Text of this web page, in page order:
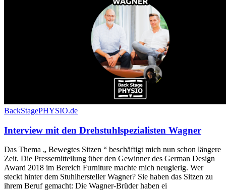
BackStagePHYSIO.de
Interview mit den Drehstuhlspezialisten Wagner
Das Thema „ Bewegtes Sitzen “ beschäftigt mich nun schon längere
Zeit. Die Pressemitteilung über den Gewinner des German Design
Award 2018 im Bereich Furniture machte mich neugierig. Wer
steckt hinter dem Stuhlhersteller Wagner? Sie haben das Sitzen zu
ihrem Beruf gemacht: Die Wagner-Brüder haben ei